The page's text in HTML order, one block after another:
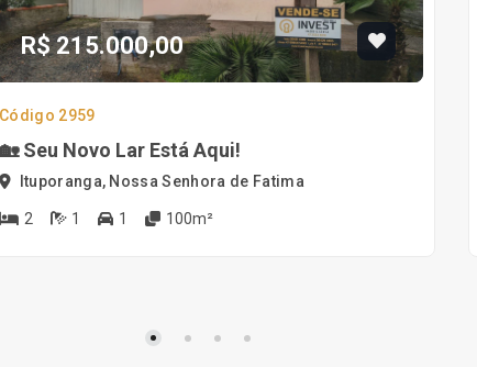
R$ 215.000,00
Código 2959
🏡 Seu Novo Lar Está Aqui!
Ituporanga, Nossa Senhora de Fatima
2 1 1 100m²